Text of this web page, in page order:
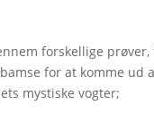
forskellige
for at komme ud
mystiske vogter;